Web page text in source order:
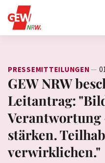
werden
Bildungslexikon
Mitgliedermagazin
PRESSEMITTEILUNGEN
GEW NRW
Leitantrag:
stärken.
verwirklichen."